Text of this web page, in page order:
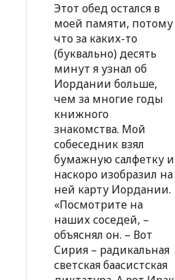
Этот обед остался в
моей памяти, потому
что за каких-то
(буквально) десять
минут я узнал об
Иордании больше,
чем за многие годы
книжного
знакомства. Мой
собеседник взял
бумажную салфетку и
наскоро изобразил на
ней карту Иордании.
«Посмотрите на
наших соседей, –
объяснял он. – Вот
Сирия – радикальная
светская баасистская